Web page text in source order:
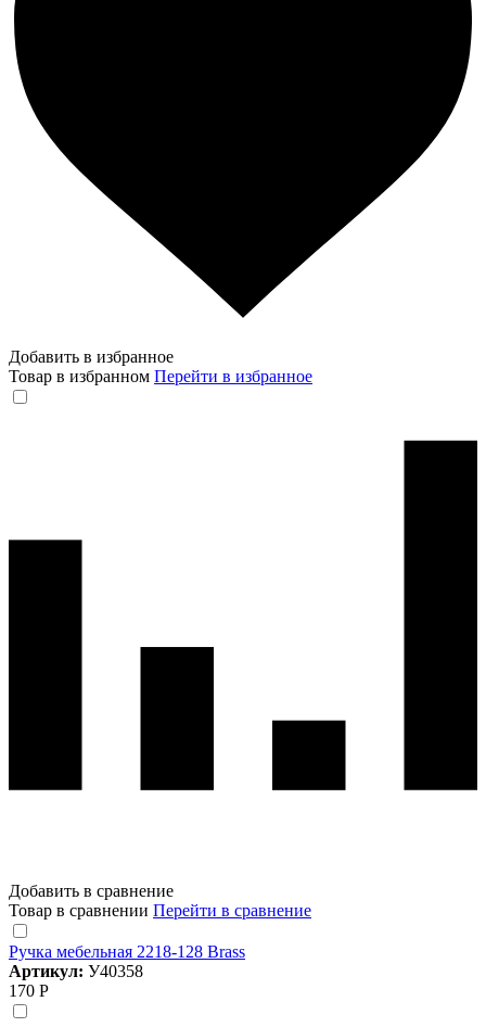
Добавить в избранное
Товар в избранном Перейти в избранное
Добавить в сравнение
Товар в сравнении Перейти в сравнение
Ручка мебельная 2218-128 Brass
Артикул: У40358
170 Р